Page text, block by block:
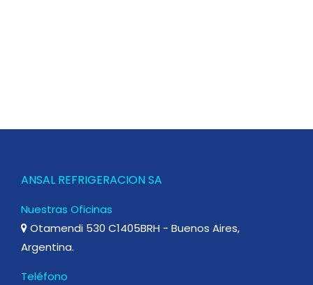
ANSAL REFRIGERACION SA
Nuestras Oficinas
Otamendi 530 C1405BRH - Buenos Aires,
Argentina.
Teléfono